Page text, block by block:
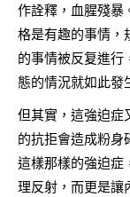
作詮釋，血腥殘暴
格是有趣的事情，
的事情被反复進行
態的情況就如此發
但其實，這強迫症
的抗拒會造成粉身
這樣那樣的強迫症
理反射，而更是讓